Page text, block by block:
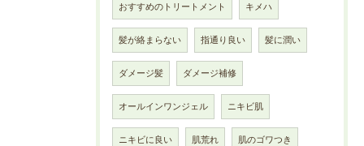
おすすめのトリートメント キメハ
髪が絡まらない 指通り良い 髪に潤い
ダメージ髪 ダメージ補修
オールインワンジェル ニキビ肌
ニキビに良い 肌荒れ 肌のゴワつき